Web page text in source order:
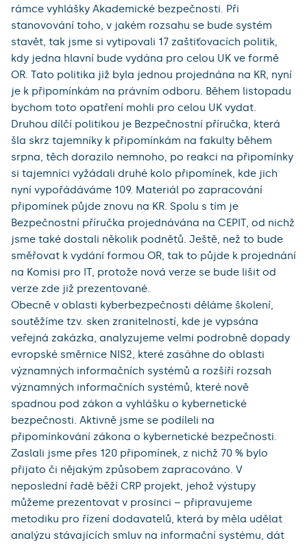
rámce vyhlášky Akademické bezpečnosti. Při
stanovování toho, v jakém rozsahu se bude systém
stavět, tak jsme si vytipovali 17 zaštiťovacích politik,
kdy jedna hlavní bude vydána pro celou UK ve formě
OR. Tato politika již byla jednou projednána na KR, nyní
je k připomínkám na právním odboru. Během listopadu
bychom toto opatření mohli pro celou UK vydat.
Druhou dílčí politikou je Bezpečnostní příručka, která
šla skrz tajemníky k připomínkám na fakulty během
srpna, těch dorazilo nemnoho, po reakci na připomínky
si tajemníci vyžádali druhé kolo připomínek, kde jich
nyní vypořádáváme 109. Materiál po zapracování
připomínek půjde znovu na KR. Spolu s tím je
Bezpečnostní příručka projednávána na CEPIT, od nichž
jsme také dostali několik podnětů. Ještě, než to bude
směřovat k vydání formou OR, tak to půjde k projednání
na Komisi pro IT, protože nová verze se bude lišit od
verze zde již prezentované.
Obecně v oblasti kyberbezpečnosti děláme školení,
soutěžíme tzv. sken zranitelností, kde je vypsána
veřejná zakázka, analyzujeme velmi podrobně dopady
evropské směrnice NIS2, které zasáhne do oblasti
významných informačních systémů a rozšíří rozsah
významných informačních systémů, které nově
spadnou pod zákon a vyhlášku o kybernetické
bezpečnosti. Aktivně jsme se podíleli na
připomínkování zákona o kybernetické bezpečnosti.
Zaslali jsme přes 120 připomínek, z nichž 70 % bylo
přijato či nějakým způsobem zapracováno. V
neposlední řadě běží CRP projekt, jehož výstupy
můžeme prezentovat v prosinci – připravujeme
metodiku pro řízení dodavatelů, která by měla udělat
analýzu stávajících smluv na informační systému, dát